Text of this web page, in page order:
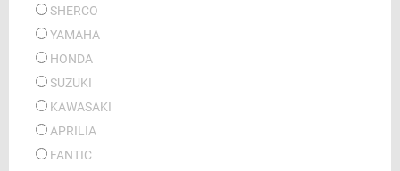
SHERCO
YAMAHA
HONDA
SUZUKI
KAWASAKI
APRILIA
FANTIC